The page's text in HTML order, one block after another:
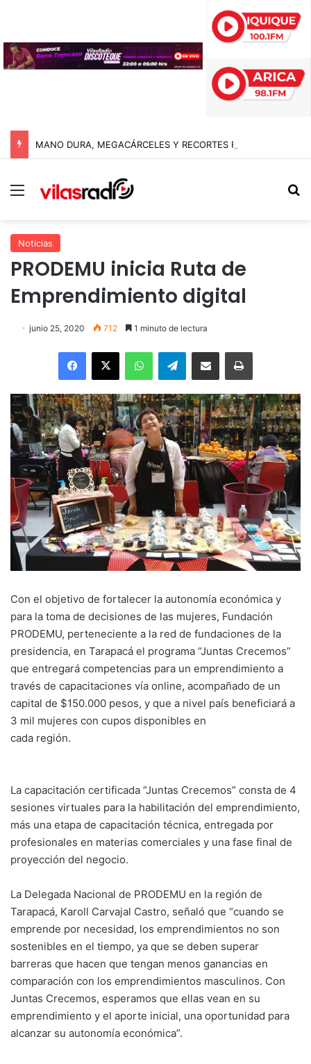
Menú
Noticias
PRODEMU inicia Ruta de
Emprendimiento digital
junio 25, 2020 712 1 minuto de lectura
Facebook
X WhatsAppTelegramEnviar vía email Imprimir
Con el objetivo de fortalecer la autonomía económica y
para la toma de decisiones de las mujeres, Fundación
PRODEMU, perteneciente a la red de fundaciones de la
presidencia, en Tarapacá el programa “Juntas Crecemos”
que entregará competencias para un emprendimiento a
través de capacitaciones vía online, acompañado de un
capital de $150.000 pesos, y que a nivel país beneficiará a
3 mil mujeres con cupos disponibles en
cada región.
La capacitación certificada “Juntas Crecemos” consta de 4
sesiones virtuales para la habilitación del emprendimiento,
más una etapa de capacitación técnica, entregada por
profesionales en materias comerciales y una fase final de
proyección del negocio.
La Delegada Nacional de PRODEMU en la región de
Tarapacá, Karoll Carvajal Castro, señaló que “cuando se
emprende por necesidad, los emprendimientos no son
sostenibles en el tiempo, ya que se deben superar
barreras que hacen que tengan menos ganancias en
comparación con los emprendimientos masculinos. Con
Juntas Crecemos, esperamos que ellas vean en su
emprendimiento y el aporte inicial, una oportunidad para
alcanzar su autonomía económica”.